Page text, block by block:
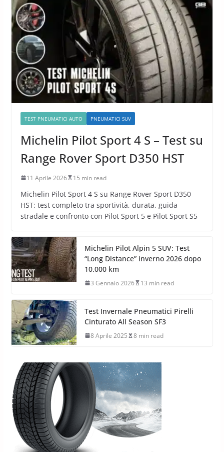
TEST PNEUMATICI AUTO PNEUMATICI SUV
Michelin Pilot Sport 4 S – Test su
Range Rover Sport D350 HST
11 Aprile 2026 15 min read
Michelin Pilot Sport 4 S su Range Rover Sport D350
HST: test completo tra sportività, durata, guida
stradale e confronto con Pilot Sport 5 e Pilot Sport S5
Michelin Pilot Alpin 5 SUV: Test
“Long Distance” inverno 2026 dopo
10.000 km
3 Gennaio 2026 13 min read
Test Invernale Pneumatici Pirelli
Cinturato All Season SF3
8 Aprile 2025 8 min read